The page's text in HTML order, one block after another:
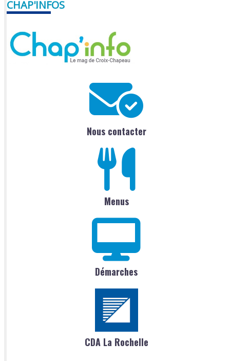
CHAP'INFOS
Nous contacter
Menus
Démarches
CDA La Rochelle